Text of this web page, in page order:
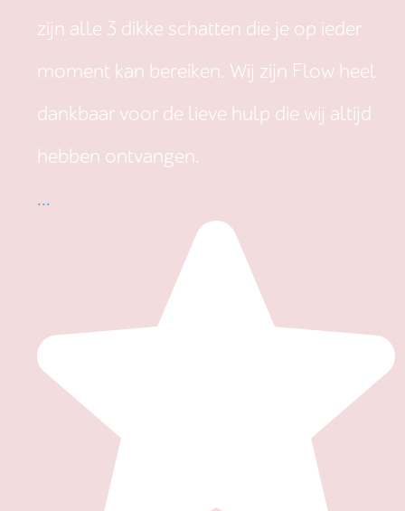
zijn alle 3 dikke schatten die je op ieder
moment kan bereiken. Wij zijn Flow heel
dankbaar voor de lieve hulp die wij altijd
hebben ontvangen.
...